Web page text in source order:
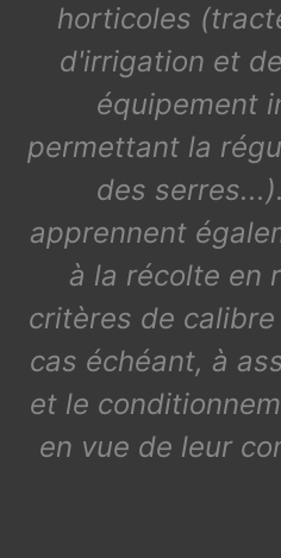
horticoles
d'irrigation et
équipement
permettant la
des
apprennent
à la récolte en
critères de
cas échéant, à
et le
en vue de leur